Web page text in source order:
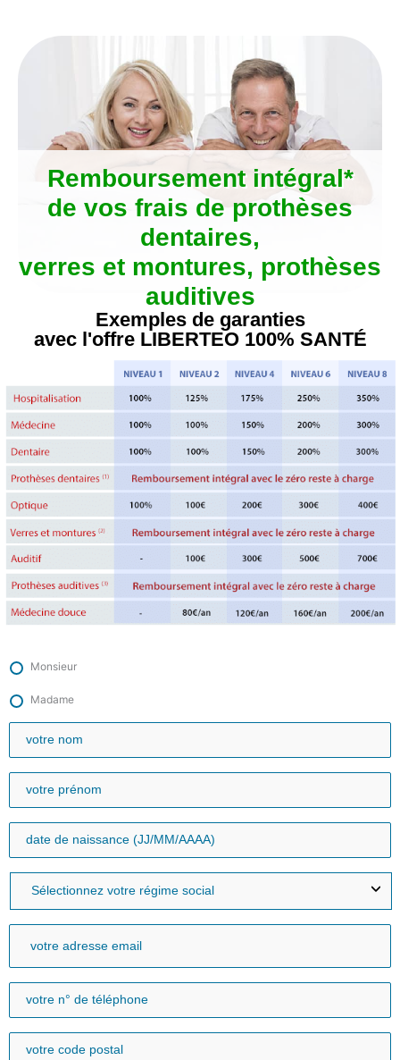
Remboursement intégral*
de vos frais de prothèses
dentaires,
verres et montures, prothèses
auditives
Exemples de garanties
avec l'offre LIBERTEO 100% SANTÉ
Monsieur
Madame